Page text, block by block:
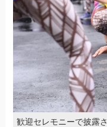
歓迎セレモニーで披露